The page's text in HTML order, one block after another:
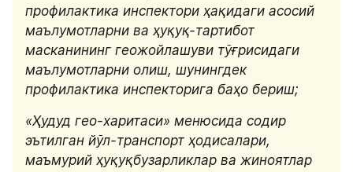
профилактика инспектори ҳақидаги асосий
маълумотларни ва ҳуқуқ-тартибот
масканининг геожойлашуви тўғрисидаги
маълумотларни олиш, шунингдек
профилактика инспекторига баҳо бериш;
«Ҳудуд гео-харитаси» менюсида содир
эътилган йўл-транспорт ҳодисалари,
маъмурий ҳуқуқбузарликлар ва жиноятлар